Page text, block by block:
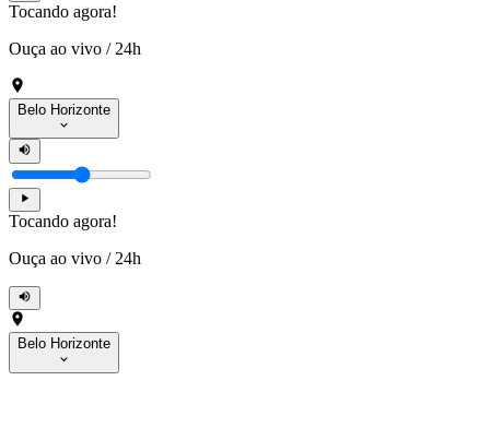
Tocando agora!
Ouça ao vivo / 24h
Belo Horizonte
Tocando agora!
Ouça ao vivo / 24h
Belo Horizonte